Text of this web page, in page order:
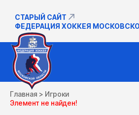
СТАРЫЙ САЙТ
ФЕДЕРАЦИЯ ХОККЕЯ
Главная > Игроки
Элемент не найден!